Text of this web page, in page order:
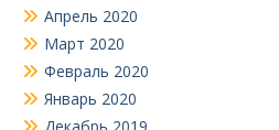
Апрель 2020
Март 2020
Февраль 2020
Январь 2020